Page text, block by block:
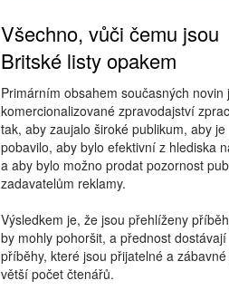
Všechno, vůči čemu jsou
Britské listy opakem
Primárním obsahem současných novin
komercionalizované zpravodajství
tak, aby zaujalo široké publikum, aby je
pobavilo, aby bylo efektivní z hlediska
a aby bylo možno prodat pozornost
zadavatelům reklamy.
Výsledkem je, že jsou přehlíženy
by mohly pohoršit, a přednost dostávají
příběhy, které jsou přijatelné a
větší počet čtenářů.